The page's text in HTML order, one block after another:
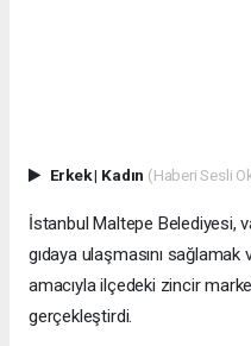
Erkek| Kadın (Haberi Sesli
İstanbul Maltepe Belediyesi,
gıdaya ulaşmasını
amacıyla ilçedeki zincir
gerçekleştirdi.